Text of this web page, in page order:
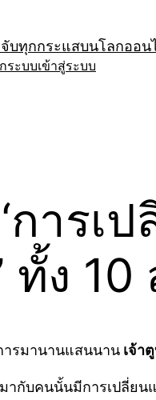
บทุกกระแสบนโลกออ
ระบบเข้าสู่ระบบ
การเ
ทั้ง
รมานานแสนนาน เจ้า
กับคนนั้นมีการเปลี่ยน